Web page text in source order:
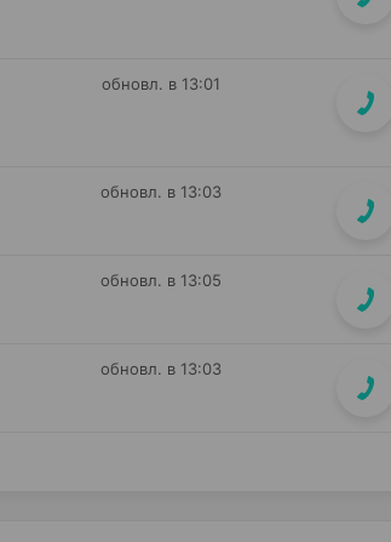
обновл. в 13:01
обновл. в 13:03
обновл. в 13:05
обновл. в 13:03